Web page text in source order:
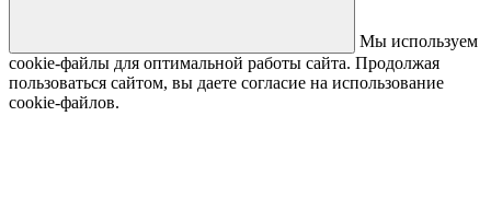
Мы используем
cookie-файлы для оптимальной работы сайта. Продолжая
пользоваться сайтом, вы даете согласие на использование
cookie-файлов.